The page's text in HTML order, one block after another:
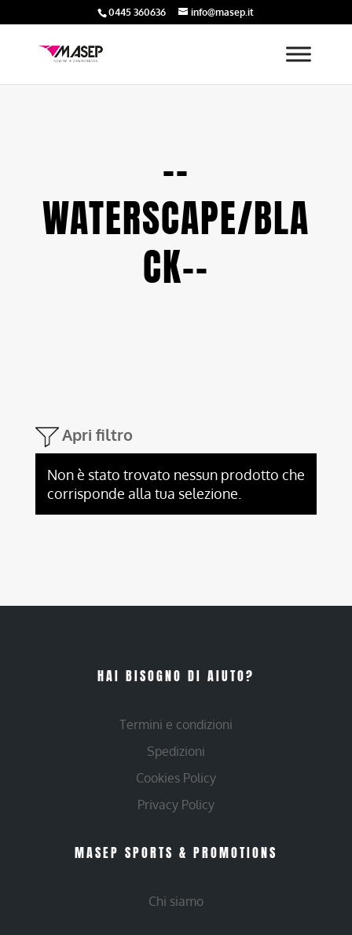
0445 360636 info@masep.it
--
WATERSCAPE/BLA
CK--
Apri filtro
Non è stato trovato nessun prodotto che
corrisponde alla tua selezione.
HAI BISOGNO DI AIUTO?
Termini e condizioni
Spedizioni
Cookies Policy
Privacy Policy
MASEP SPORTS & PROMOTIONS
Chi siamo